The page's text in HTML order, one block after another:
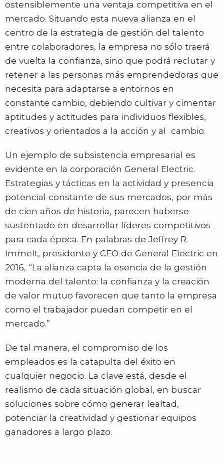
ostensiblemente una ventaja competitiva en el
mercado. Situando esta nueva alianza en el
centro de la estrategia de gestión del talento
entre colaboradores, la empresa no sólo traerá
de vuelta la confianza, sino que podrá reclutar y
retener a las personas más emprendedoras que
necesita para adaptarse a entornos en
constante cambio, debiendo cultivar y cimentar
aptitudes y actitudes para individuos flexibles,
creativos y orientados a la acción y al cambio.
Un ejemplo de subsistencia empresarial es
evidente en la corporación General Electric.
Estrategias y tácticas en la actividad y presencia
potencial constante de sus mercados, por más
de cien años de historia, parecen haberse
sustentado en desarrollar líderes competitivos
para cada época. En palabras de Jeffrey R.
Immelt, presidente y CEO de General Electric en
2016, “La alianza capta la esencia de la gestión
moderna del talento: la confianza y la creación
de valor mutuo favorecen que tanto la empresa
como el trabajador puedan competir en el
mercado.”
De tal manera, el compromiso de los
empleados es la catapulta del éxito en
cualquier negocio. La clave está, desde el
realismo de cada situación global, en buscar
soluciones sobre cómo generar lealtad,
potenciar la creatividad y gestionar equipos
ganadores a largo plazo.